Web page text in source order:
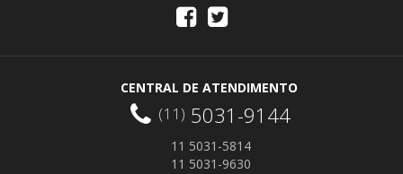
CENTRAL DE ATENDIMENTO
(11) 5031-9144
11 5031-5814
11 5031-9630